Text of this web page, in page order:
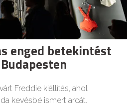
enged betekintést
Freddie kiállítás, ahol
kevésbé ismert arcát.